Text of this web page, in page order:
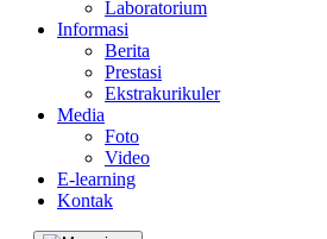
Laboratorium
Informasi
Berita
Prestasi
Ekstrakurikuler
Media
Foto
Video
E-learning
Kontak